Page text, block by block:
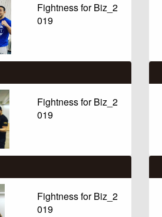
Fightness for Biz_2
019
Fightness for Biz_2
019
Fightness for Biz_2
019